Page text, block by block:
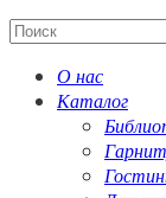
О нас
Каталог